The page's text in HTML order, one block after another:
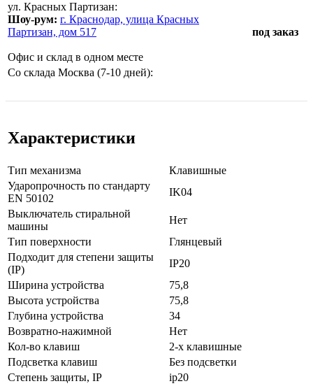
ул. Красных Партизан:
Шоу-рум: г. Краснодар, улица Красных
Партизан, дом 517
Офис и склад в одном месте
под заказ
Со склада Москва (7-10 дней):
Характеристики
Тип механизма
Клавишные
Ударопрочность по стандарту
EN 50102
IK04
Выключатель стиральной
машины
Нет
Тип поверхности
Глянцевый
Подходит для степени защиты
(IP)
IP20
Ширина устройства
75,8
Высота устройства
75,8
Глубина устройства
34
Возвратно-нажимной
Нет
Кол-во клaвиш
2-х клавишные
Подсветка клавиш
Без подсветки
Стeпень зaщиты, IP
ip20